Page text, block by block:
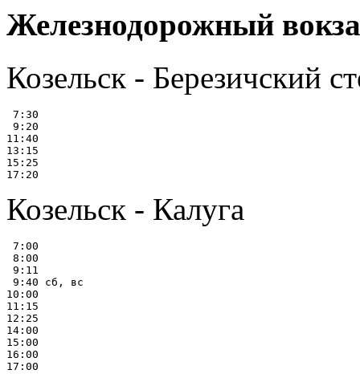
Железнодорожный
Козельск - Березичский
7:30
9:20
11:40
13:15
15:25
Козельск - Калуга
7:00
8:00
9:11
9:40 сб, вс
10:00
11:15
12:25
14:00
15:00
16:00
17:00